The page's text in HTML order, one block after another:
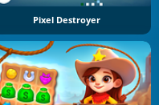
Pixel Destroyer